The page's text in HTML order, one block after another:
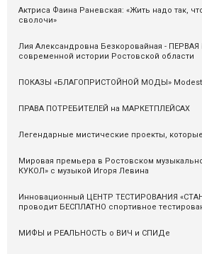
Актриса Фаина Раневская: «Жить надо так,
сволочи»
Лия Александровна Безкоровайная -
современной истории Ростовской области
ПОКАЗЫ «БЛАГОПРИСТОЙНОЙ МОДЫ» Modest
ПРАВА ПОТРЕБИТЕЛЕЙ на МАРКЕТПЛЕЙСАХ
Легендарные мистические проекты,
Мировая премьера в Ростовском
КУКОЛ» с музыкой Игоря Левина
Инновационный ЦЕНТР ТЕСТИРОВАНИЯ
проводит БЕСПЛАТНО спортивное
МИФЫ и РЕАЛЬНОСТЬ о ВИЧ и СПИДе